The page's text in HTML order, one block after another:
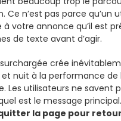
Ce n’est pas parce qu’un
à votre annonce qu’il est
de texte avant d’agir.
crée
nuit à la performance de
Les utilisateurs ne savent
est le message
la page pour